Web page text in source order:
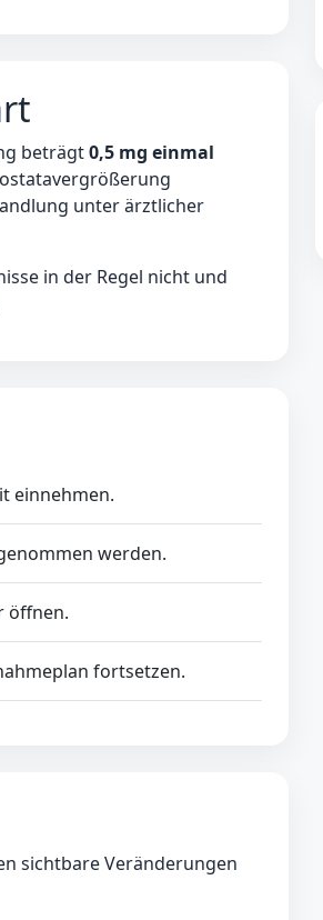
beträgt0,5 mg einmal
unter ärztlicher
in der Regel nicht und
einnehmen.
werden.
öffnen.
fortsetzen.
sichtbare Veränderungen